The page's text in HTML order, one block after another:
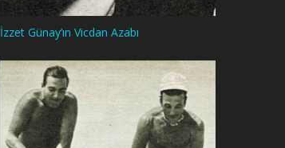
İzzet Günay’ın Vicdan Azabı